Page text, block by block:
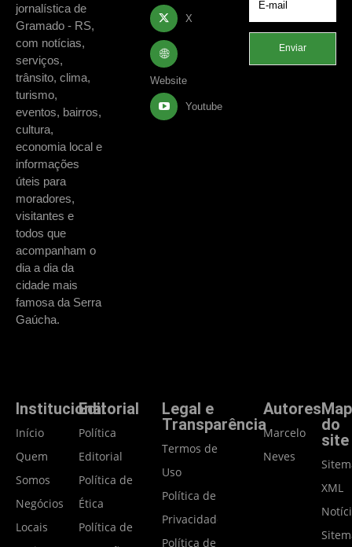
jornalística de
Gramado - RS,
com notícias,
serviços,
trânsito, clima,
turismo,
eventos, bairros,
cultura,
economia local e
informações
úteis para
moradores,
visitantes e
todos que
acompanham o
dia a dia da
cidade mais
famosa da Serra
Gaúcha.
X
Website
Youtube
Enviar
Institucional
Início
Quem
Somos
Negócios
Locais
Editorial
Política
Editorial
Política de
Ética
Política de
Legal e
Transparência
Termos de
Uso
Política de
Privacidade
Política de
Autores
Marcelo
Neves
do
site
XML